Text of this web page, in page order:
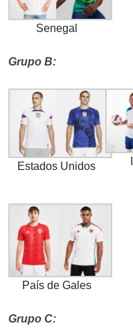
Senegal
Grupo B:
Estados Unidos
País de Gales
Grupo C: